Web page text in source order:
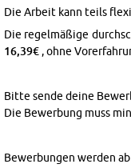
Die Ar­beit kann teils
Die re­gel­mä­ßi­ge
16,39€ , ohne
Bitte sende deine
Die Be­wer­bung muss
Be­wer­bun­gen wer­den